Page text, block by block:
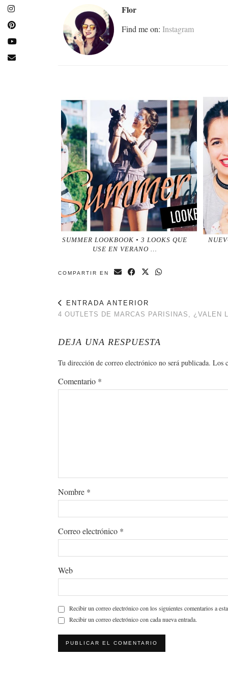
Flor
Find me on: Instagram
SUMMER LOOKBOOK • 3 LOOKS QUE
USE EN VERANO …
COMPARTIR EN
ENTRADA ANTERIOR
4 OUTLETS DE MARCAS PARISINAS, ¿VALEN
DEJA UNA RESPUESTA
Tu dirección de correo electrónico no será publicada. Los
Comentario *
Nombre *
Correo electrónico *
Web
Recibir un correo electrónico con los siguientes comentarios a
Recibir un correo electrónico con cada nueva entrada.